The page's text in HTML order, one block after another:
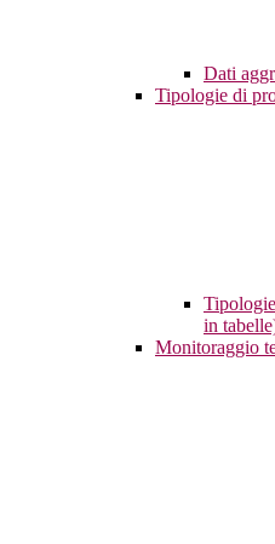
Dati
Tipologie di
in
Monitoraggio